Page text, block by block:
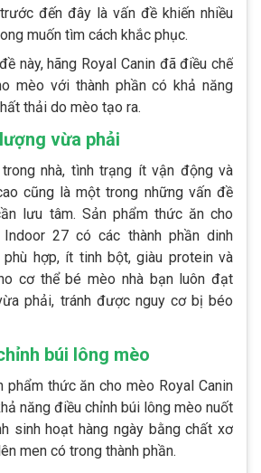
đến đây là vấn đề khiến nhiều
muốn tìm cách khắc phục.
này, hãng Royal Canin đã điều chế
mèo với thành phần có khả năng
thải do mèo tạo ra.
vừa phải
nhà, tình trạng ít vận động và
cũng là một trong những vấn đề
lưu tâm. Sản phẩm thức ăn cho
Indoor 27 có các thành phần dinh
hợp, ít tinh bột, giàu protein và
cơ thể bé mèo nhà bạn luôn đạt
phải, tránh được nguy cơ bị béo
búi lông mèo
phẩm thức ăn cho mèo Royal Canin
năng điều chỉnh búi lông mèo nuốt
sinh hoạt hàng ngày bằng chất xơ
men có trong thành phần.